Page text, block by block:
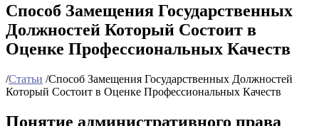
Способ Замещения Государственных
Должностей Который Состоит в
Оценке Профессиональных Качеств
/Статьи /Способ Замещения Государственных Должностей
Который Состоит в Оценке Профессиональных Качеств
Понятие административного права